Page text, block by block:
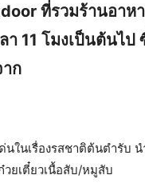
ที่รวมร้านอาห
11 โมงเป็นต้นไ
ก
นในเรื่องรสชาติต้นตำรับ
ยเตี๋ยวเนื้อสับ/หมูสับ